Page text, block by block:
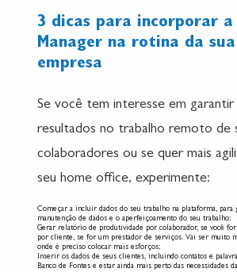
3 dicas para incorporar a
Manager na rotina da sua
empresa
Se você tem interesse em garantir
resultados no trabalho remoto de
colaboradores ou se quer mais
seu home office, experimente:
Começar a incluir dados do seu trabalho na plataforma, para
manutenção de dados e o aperfeiçoamento do seu trabalho;
Gerar relatório de produtividade por colaborador, se você for
por cliente, se for um prestador de serviços. Vai ser muito
onde é preciso colocar mais esforços;
Inserir os dados de seus clientes, incluindo contatos e
Banco de Fontes e estar ainda mais perto das necessidades